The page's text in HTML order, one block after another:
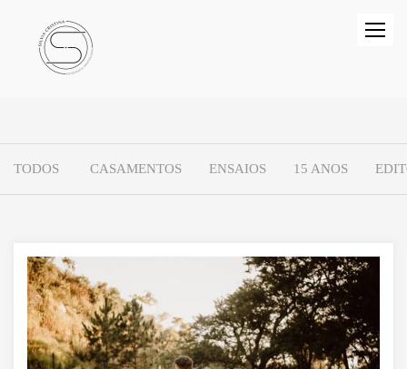
TODOS CASAMENTOS ENSAIOS 15 ANOS